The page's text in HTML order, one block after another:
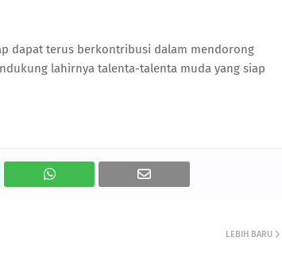
dapat terus berkontribusi dalam mendorong
lahirnya talenta-talenta muda yang siap
LEBIH BARU